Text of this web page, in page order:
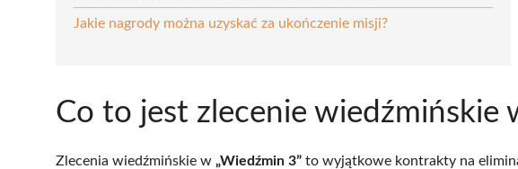
Jakie nagrody można uzyskać za ukończenie misji?
Co to jest zlecenie wiedźmińskie
Zlecenia wiedźmińskie w „Wiedźmin 3” to wyjątkowe kontrakty na